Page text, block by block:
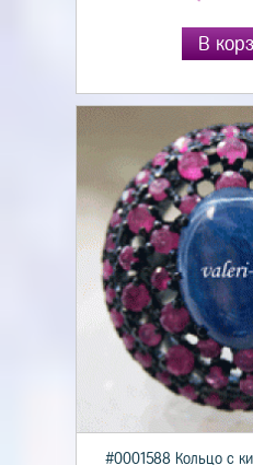
В
#0001588 Кольцо с